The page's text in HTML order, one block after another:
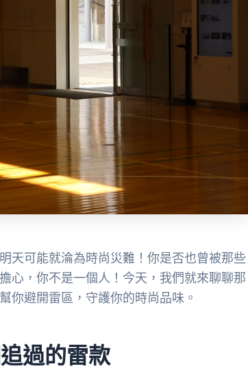
天可能就淪為時尚災難！你是否也曾被那些
心，你不是一個人！今天，我們就來聊聊那
你避開雷區，守護你的時尚品味。
過的雷款